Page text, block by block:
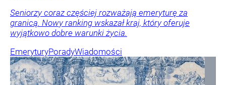
Seniorzy coraz częściej rozważają emeryturę za
granicą. Nowy ranking wskazał kraj, który oferuje
wyjątkowo dobre warunki życia.
EmeryturyPoradyWiadomości